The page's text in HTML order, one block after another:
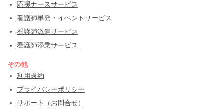
応援ナースサービス
看護師単発・イベントサービス
看護師派遣サービス
看護師添乗サービス
その他
利用規約
プライバシーポリシー
サポート（お問合せ）